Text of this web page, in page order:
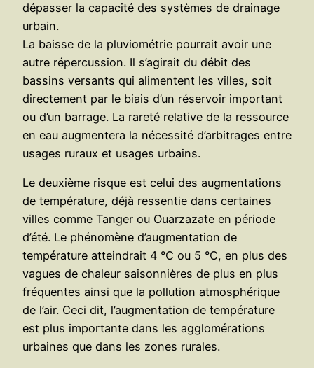
dépasser la capacité des systèmes de drainage
urbain.
La baisse de la pluviométrie pourrait avoir une
autre répercussion. Il s’agirait du débit des
bassins versants qui alimentent les villes, soit
directement par le biais d’un réservoir important
ou d’un barrage. La rareté relative de la ressource
en eau augmentera la nécessité d’arbitrages entre
usages ruraux et usages urbains.
Le deuxième risque est celui des augmentations
de température, déjà ressentie dans certaines
villes comme Tanger ou Ouarzazate en période
d’été. Le phénomène d’augmentation de
température atteindrait 4 °C ou 5 °C, en plus des
vagues de chaleur saisonnières de plus en plus
fréquentes ainsi que la pollution atmosphérique
de l’air. Ceci dit, l’augmentation de température
est plus importante dans les agglomérations
urbaines que dans les zones rurales.